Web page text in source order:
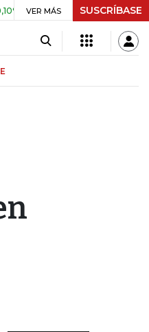
UVR $ 416,81 +$ 0,05
VER MÁS SUSCRÍBASE